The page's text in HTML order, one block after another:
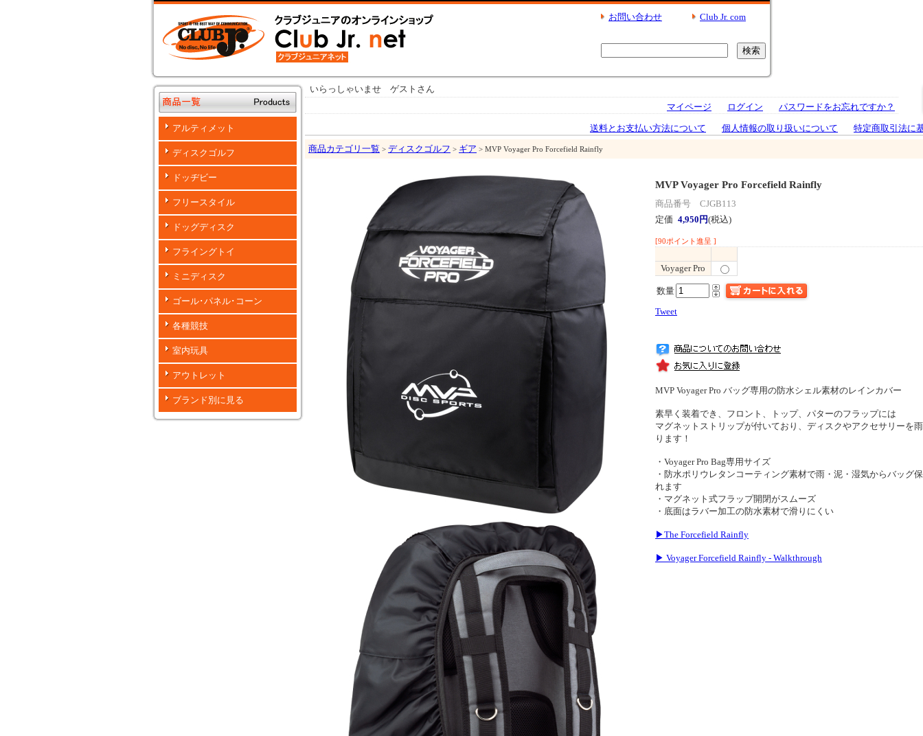
お問い合わせ Club Jr. com
アルティメット
ディスクゴルフ
ドッヂビー
フリースタイル
ドッグディスク
フライングトイ
ミニディスク
ゴール･パネル･コーン
各種競技
室内玩具
アウトレット
ブランド別に見る
いらっしゃいませ ゲストさん
マイページ
ログイン パスワードをお忘れですか？
送料とお支払い方法について 個人情報の取り扱いについて
特定商取引法に
商品カテゴリ一覧 > ディスクゴルフ > ギア > MVP Voyager Pro Forcefield Rainfly
MVP Voyager Pro Forcefield Rainfly
商品番号 CJGB113
定価 4,950円(税込)
[90ポイント進呈 ]
Voyager Pro
数量
Tweet
MVP Voyager Pro バッグ専用の防水シェル素材のレインカバー
素早く装着でき、フロント、トップ、パターのフラップには
マグネットストリップが付いており、ディスクやアクセサリーを
ります！
・Voyager Pro Bag専用サイズ
・防水ポリウレタンコーティング素材で雨・泥・湿気からバッグ
れます
・マグネット式フラップ開閉がスムーズ
・底面はラバー加工の防水素材で滑りにくい
▶The Forcefield Rainfly
▶ Voyager Forcefield Rainfly - Walkthrough